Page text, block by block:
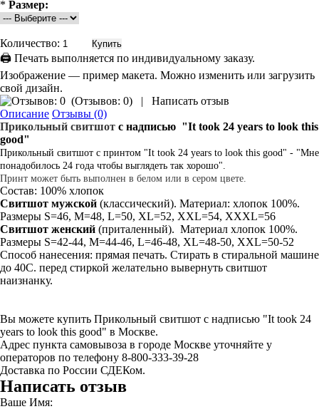
* Размер:
Количество:
🖨 Печать выполняется по индивидуальному заказу.
Изображение — пример макета. Можно изменить или загрузить
свой дизайн.
(Отзывов: 0) |
Написать отзыв
Описание Отзывы (0)
Прикольный свитшот с надписью "It took 24 years to look this
good"
Прикольный свитшот с принтом "It took 24 years to look this good" - "Мне
понадобилось 24 года чтобы выглядеть так хорошо".
Принт может быть выполнен в белом или в сером цвете.
Состав: 100% хлопок
Свитшот мужской (классический). Материал: хлопок 100%.
Размеры S=46, M=48, L=50, XL=52, XXL=54, XXXL=56
Свитшот женский (приталенный). Материал хлопок 100%.
Размеры S=42-44, M=44-46, L=46-48, XL=48-50, XXL=50-52
Способ нанесения: прямая печать. Стирать в стиральной машине
до 40С. перед стиркой желательно вывернуть свитшот
наизнанку.
Вы можете купить Прикольный свитшот с надписью "It took 24
years to look this good" в Москве.
Адрес пункта самовывоза в городе Москве уточняйте у
операторов по телефону 8-800-333-39-28
Доставка по России СДЕКом.
Написать отзыв
Ваше Имя: